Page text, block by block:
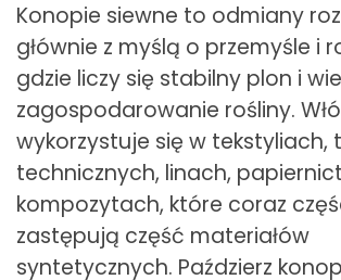
Konopie siewne to odmiany
głównie z myślą o przemyśle i
gdzie liczy się stabilny plon i
zagospodarowanie rośliny.
wykorzystuje się w tekstyliach,
technicznych, linach,
kompozytach, które coraz
zastępują część materiałów
syntetycznych. Paździerz